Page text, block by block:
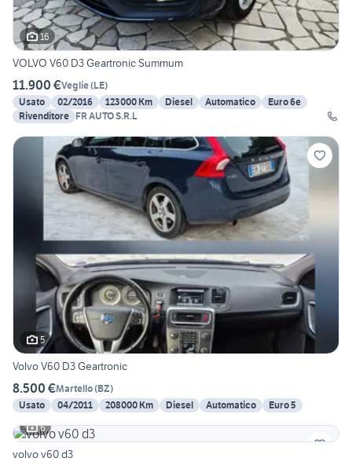
16
VOLVO V60 D3 Geartronic Summum
11.900 €Veglie(LE)
Usato
02/2016 123000 Km Diesel Automatico
Euro 6e
Rivenditore FR AUTO S.R.L
5
Volvo V60 D3 Geartronic
8.500 €Martello(BZ)
Usato
04/2011 208000 Km Diesel Automatico
Euro 5
6
volvo v60 d3